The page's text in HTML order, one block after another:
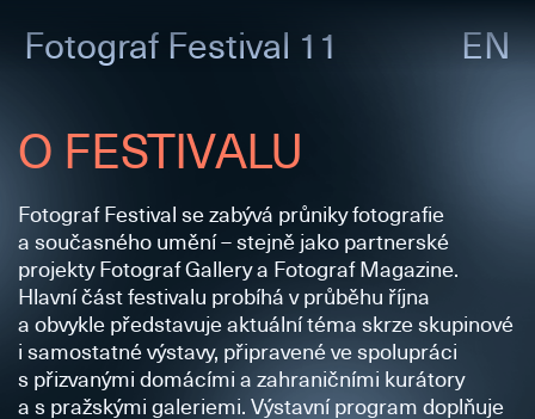
Fotograf Festival 11 EN
O FESTIVALU
Fotograf Festival se zabývá průniky fotografie
a současného umění – stejně jako partnerské
projekty Fotograf Gallery a Fotograf Magazine.
Hlavní část festivalu probíhá v průběhu října
a obvykle představuje aktuální téma skrze skupinové
i samostatné výstavy, připravené ve spolupráci
s přizvanými domácími a zahraničními kurátory
a s pražskými galeriemi. Výstavní program doplňuje